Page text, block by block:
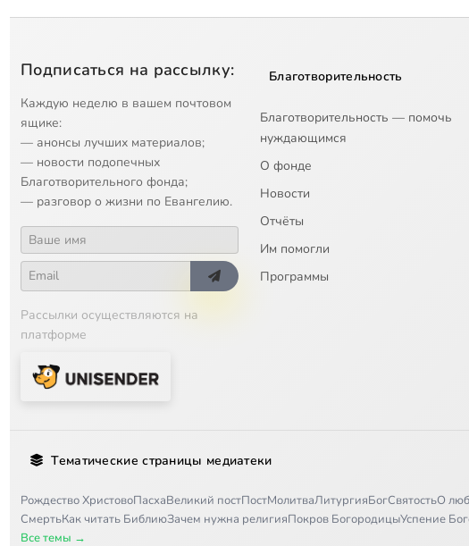
Подписаться на рассылку:
Каждую неделю в вашем почтовом
ящике:
— анонсы лучших материалов;
— новости подопечных
Благотворительного фонда;
— разговор о жизни по Евангелию.
Рассылки осуществляются на
платформе
Благотворительность
Благотворительность — помочь
нуждающимся
О фонде
Новости
Отчёты
Им помогли
Программы
Тематические страницы медиатеки
Рождество ХристовоПасхаВеликий постПостМолитваЛитургияБогСвятостьО
СмертьКак читать БиблиюЗачем нужна религияПокров БогородицыУспение
Все темы →